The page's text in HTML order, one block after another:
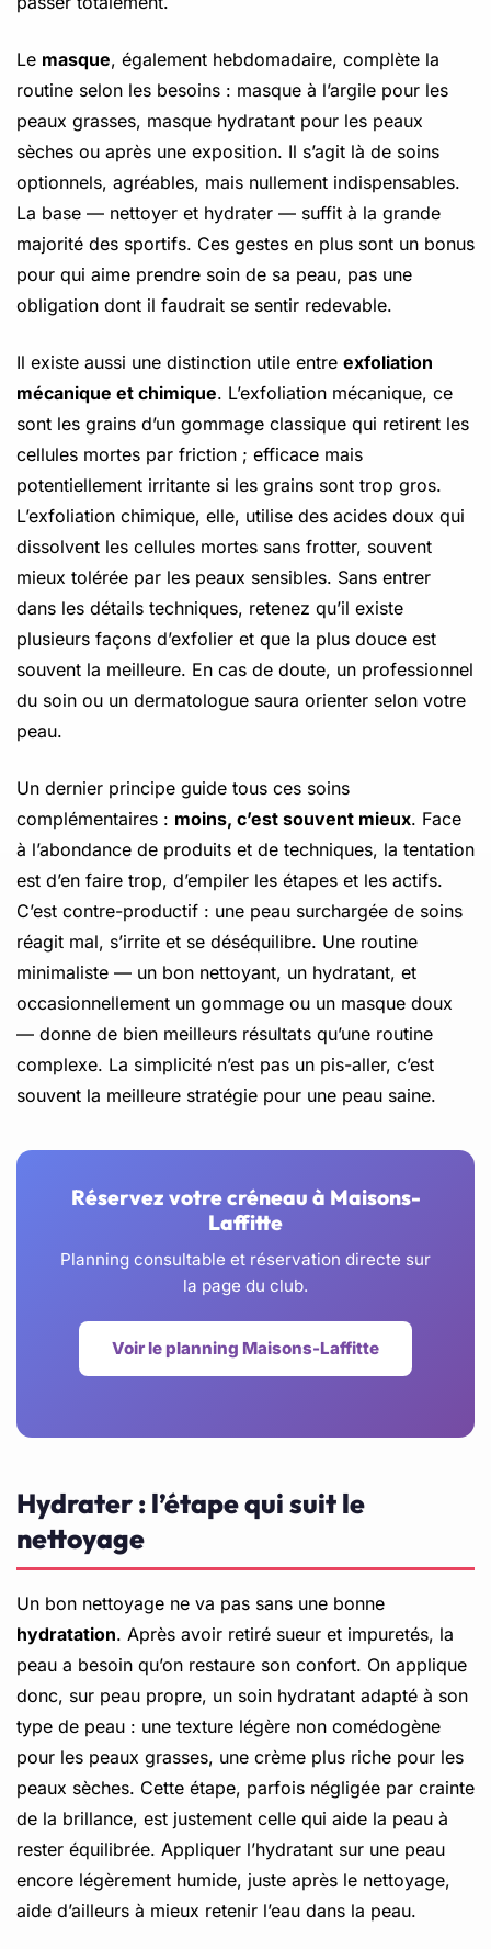
Le masque, également hebdomadaire, complète la
routine selon les besoins : masque à l’argile pour les
peaux grasses, masque hydratant pour les peaux
sèches ou après une exposition. Il s’agit là de soins
optionnels, agréables, mais nullement indispensables.
La base — nettoyer et hydrater — suffit à la grande
majorité des sportifs. Ces gestes en plus sont un bonus
pour qui aime prendre soin de sa peau, pas une
obligation dont il faudrait se sentir redevable.
Il existe aussi une distinction utile entre exfoliation
mécanique et chimique. L’exfoliation mécanique, ce
sont les grains d’un gommage classique qui retirent les
cellules mortes par friction ; efficace mais
potentiellement irritante si les grains sont trop gros.
L’exfoliation chimique, elle, utilise des acides doux qui
dissolvent les cellules mortes sans frotter, souvent
mieux tolérée par les peaux sensibles. Sans entrer
dans les détails techniques, retenez qu’il existe
plusieurs façons d’exfolier et que la plus douce est
souvent la meilleure. En cas de doute, un professionnel
du soin ou un dermatologue saura orienter selon votre
peau.
Un dernier principe guide tous ces soins
complémentaires : moins, c’est souvent mieux. Face
à l’abondance de produits et de techniques, la tentation
est d’en faire trop, d’empiler les étapes et les actifs.
C’est contre-productif : une peau surchargée de soins
réagit mal, s’irrite et se déséquilibre. Une routine
minimaliste — un bon nettoyant, un hydratant, et
occasionnellement un gommage ou un masque doux
— donne de bien meilleurs résultats qu’une routine
complexe. La simplicité n’est pas un pis-aller, c’est
souvent la meilleure stratégie pour une peau saine.
Réservez votre créneau à Maisons-
Laffitte
Planning consultable et réservation directe sur
la page du club.
Voir le planning Maisons-Laffitte
Hydrater : l’étape qui suit le
nettoyage
Un bon nettoyage ne va pas sans une bonne
hydratation. Après avoir retiré sueur et impuretés, la
peau a besoin qu’on restaure son confort. On applique
donc, sur peau propre, un soin hydratant adapté à son
type de peau : une texture légère non comédogène
pour les peaux grasses, une crème plus riche pour les
peaux sèches. Cette étape, parfois négligée par crainte
de la brillance, est justement celle qui aide la peau à
rester équilibrée. Appliquer l’hydratant sur une peau
encore légèrement humide, juste après le nettoyage,
aide d’ailleurs à mieux retenir l’eau dans la peau.